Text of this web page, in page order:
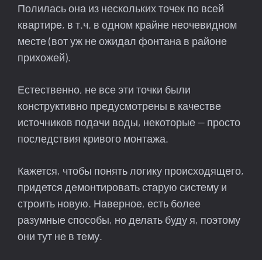
Полилась она из нескольких точек по всей
квартире, в т.ч. в одном крайне неочевидном
месте (вот уж не ожидал фонтана в районе
прихожей).
Естественно, не все эти точки были
конструктивно предусмотрены в качестве
источников подачи воды, некоторые — просто
последствия кривого монтажа.
Кажется, чтобы понять логику происходящего,
придется демонтировать старую систему и
строить новую. Наверное, есть более
разумные способы, но делать буду я, поэтому
они тут не в тему.